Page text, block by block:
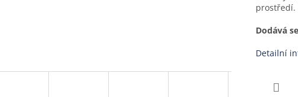
prostředí.
Dodává
Detailní